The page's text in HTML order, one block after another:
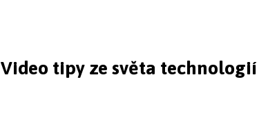
Video tipy ze světa technologií